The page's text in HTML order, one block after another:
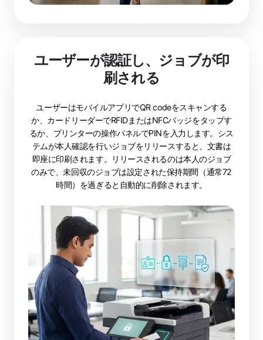
ユーザーが認証し、ジョブが印
刷される
ユーザーはモバイルアプリでQR codeをスキャンする
か、カードリーダーでRFIDまたはNFCバッジをタップす
るか、プリンターの操作パネルでPINを入力します。シス
テムが本人確認を行いジョブをリリースすると、文書は
即座に印刷されます。リリースされるのは本人のジョブ
のみで、未回収のジョブは設定された保持期間（通常72
時間）を過ぎると自動的に削除されます。